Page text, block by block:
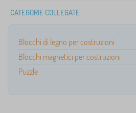
CATEGORIE COLLEGATE
Blocchi di legno per costruzioni
Blocchi magnetici per costruzioni
Puzzle